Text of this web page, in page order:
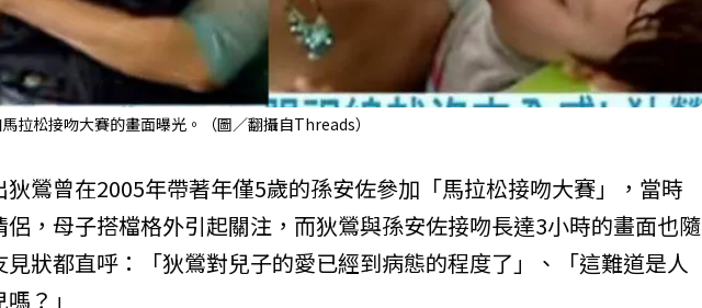
拉松接吻大賽的畫面曝光。（圖／翻攝自Threads）
鶯曾在2005年帶著年僅5歲的孫安佐參加「馬拉松接吻大賽」，當時
，母子搭檔格外引起關注，而狄鶯與孫安佐接吻長達3小時的畫面也隨
狀都直呼：「狄鶯對兒子的愛已經到病態的程度了」、「這難道是人
？」